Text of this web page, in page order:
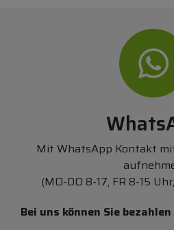
Mit WhatsApp Kontakt
(MO-DO 8-17, FR 8-15 Uhr,
Bei uns können Sie